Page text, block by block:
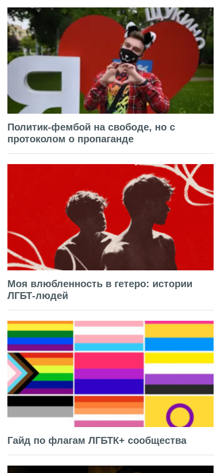
Политик-фембой на свободе, но с
протоколом о пропаганде
Моя влюбленность в гетеро: истории
ЛГБТ-людей
Гайд по флагам ЛГБТК+ сообщества